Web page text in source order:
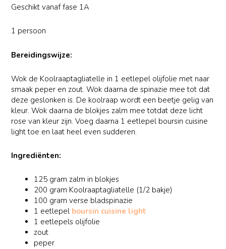
Geschikt vanaf fase 1A
1 persoon
Bereidingswijze:
Wok de Koolraaptagliatelle in 1 eetlepel olijfolie met naar
smaak peper en zout. Wok daarna de spinazie mee tot dat
deze geslonken is. De koolraap wordt een beetje gelig van
kleur. Wok daarna de blokjes zalm mee totdat deze licht
rose van kleur zijn. Voeg daarna 1 eetlepel boursin cuisine
light toe en laat heel even sudderen.
Ingrediënten:
125 gram zalm in blokjes
200 gram Koolraaptagliatelle (1/2 bakje)
100 gram verse bladspinazie
1 eetlepel boursin cuisine light
1 eetlepels olijfolie
zout
peper